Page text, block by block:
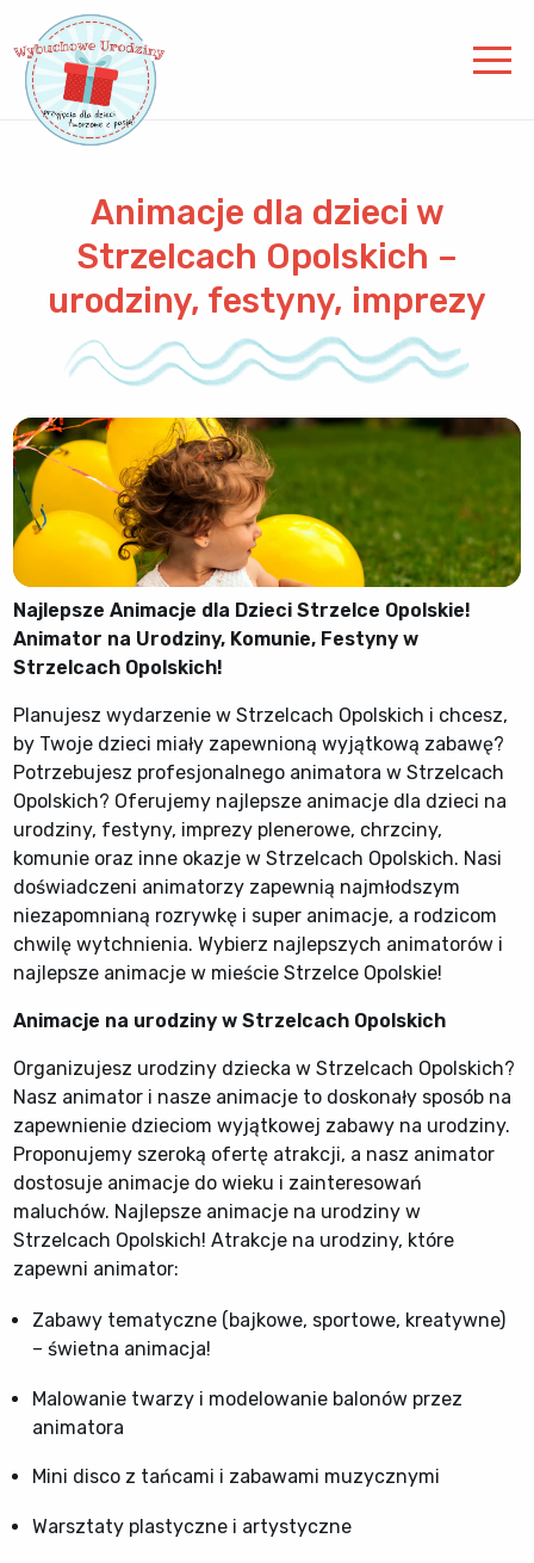
Animacje dla dzieci w
Strzelcach Opolskich –
urodziny, festyny, imprezy
Najlepsze Animacje dla Dzieci Strzelce Opolskie!
Animator na Urodziny, Komunie, Festyny w
Strzelcach Opolskich!
Planujesz wydarzenie w Strzelcach Opolskich i chcesz,
by Twoje dzieci miały zapewnioną wyjątkową zabawę?
Potrzebujesz profesjonalnego animatora w Strzelcach
Opolskich? Oferujemy najlepsze animacje dla dzieci na
urodziny, festyny, imprezy plenerowe, chrzciny,
komunie oraz inne okazje w Strzelcach Opolskich. Nasi
doświadczeni animatorzy zapewnią najmłodszym
niezapomnianą rozrywkę i super animacje, a rodzicom
chwilę wytchnienia. Wybierz najlepszych animatorów i
najlepsze animacje w mieście Strzelce Opolskie!
Animacje na urodziny w Strzelcach Opolskich
Organizujesz urodziny dziecka w Strzelcach Opolskich?
Nasz animator i nasze animacje to doskonały sposób na
zapewnienie dzieciom wyjątkowej zabawy na urodziny.
Proponujemy szeroką ofertę atrakcji, a nasz animator
dostosuje animacje do wieku i zainteresowań
maluchów. Najlepsze animacje na urodziny w
Strzelcach Opolskich! Atrakcje na urodziny, które
zapewni animator:
Zabawy tematyczne (bajkowe, sportowe, kreatywne)
– świetna animacja!
Malowanie twarzy i modelowanie balonów przez
animatora
Mini disco z tańcami i zabawami muzycznymi
Warsztaty plastyczne i artystyczne